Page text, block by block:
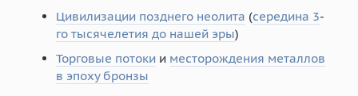
Цивилизации позднего неолита (середина 3-
го тысячелетия до нашей эры)
Торговые потоки и месторождения металлов
в эпоху бронзы